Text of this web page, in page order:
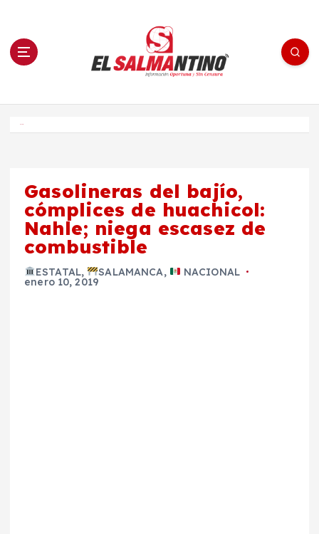
n El Salmantino - medios/noticias/editorial
Gasolineras del bajío,
cómplices de huachicol:
Nahle; niega escasez de
combustible
ESTATAL, SALAMANCA, NACIONAL
enero 10, 2019